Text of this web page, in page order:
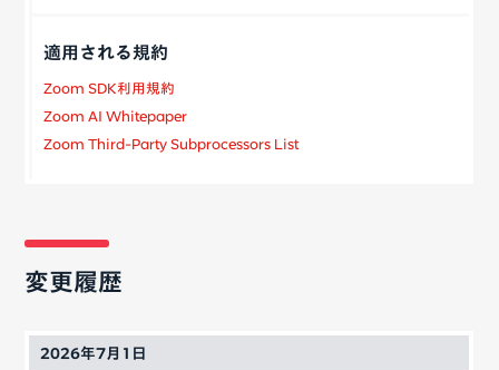
Zoom SDK利用規約
Zoom AI Whitepaper
Zoom Third-Party Subprocessors List
変更履歴
2026年7月1日